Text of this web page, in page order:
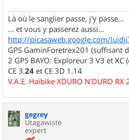
Là où le sanglier passe, j'y passe...
... et vous y passerez aussi...
http://picasaweb.google.com/
GPS GaminForetrex201 (suffisant
2 GPS BAYO: Exploreur 3 V3 et
CE 3.24 et CE 3D 1.14
V.A.E. Haibike XDURO N'DURO RX
gegrey
Utagawiste
expert